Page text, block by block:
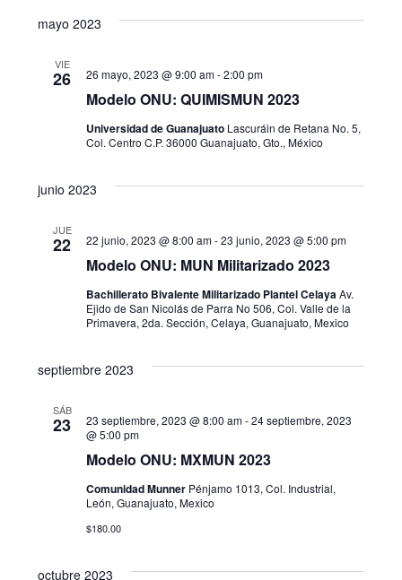
i
e
s
t
a
e
v
e
e
t
mayo 2023
VIE
26
Modelo ONU: QUIMISMUN 2023
26 mayo, 2023 @ 9:00 am-2:00 pm
Universidad de Guanajuato Lascuráin de Retana No. 5,
Col. Centro C.P. 36000 Guanajuato, Gto., México
junio 2023
JUE
22
Modelo ONU: MUN Militarizado 2023
22 junio, 2023 @ 8:00 am-23 junio, 2023 @ 5:00 pm
Bachillerato Bivalente Militarizado Plantel CelayaAv.
Ejido de San Nicolás de Parra No 506, Col. Valle de la
Primavera, 2da. Sección, Celaya, Guanajuato, Mexico
septiembre 2023
SÁB
23
Modelo ONU: MXMUN 2023
23 septiembre, 2023 @ 8:00 am-24 septiembre, 2023
@ 5:00 pm
Comunidad Munner Pénjamo 1013, Col. Industrial,
León, Guanajuato, Mexico
$180.00
octubre 2023